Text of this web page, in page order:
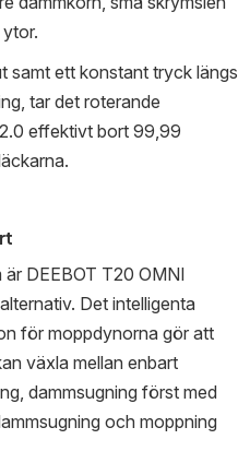
samt ett konstant tryck längs
tar det roterande
effektivt bort 99,99
är DEEBOT T20 OMNI
Det intelligenta
för moppdynorna gör att
växla mellan enbart
dammsugning först med
och moppning